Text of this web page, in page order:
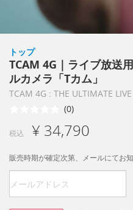
トップ
TCAM 4G｜ライブ放送
ルカメラ「Tカム」
TCAM 4G : THE ULTIMATE
(0)
税込 ¥ 34,790
販売時期が確定次第、メールにてお知